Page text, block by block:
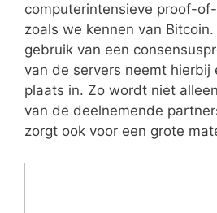
computerintensieve proof-
zoals we kennen van
gebruik van een
van de servers neemt hierbij
plaats in. Zo wordt niet
van de deelnemende
zorgt ook voor een grote